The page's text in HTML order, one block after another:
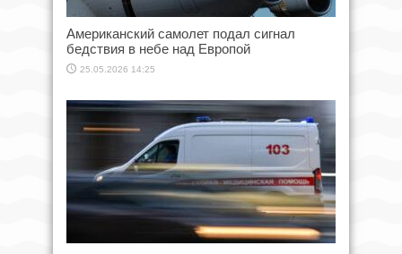
Американский самолет подал сигнал
бедствия в небе над Европой
25.05.2026 14:25